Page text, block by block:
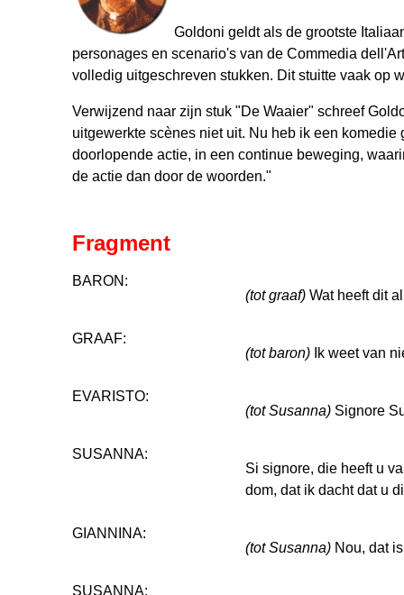
Goldoni geldt als de grootste
personages en scenario's van de Commedia
volledig uitgeschreven stukken. Dit stuitte vaak op
Verwijzend naar zijn stuk "De Waaier" schreef
uitgewerkte scènes niet uit. Nu heb ik een
doorlopende actie, in een continue beweging,
de actie dan door de woorden."
Fragment
BARON:
(tot graaf) Wat heeft dit
GRAAF:
(tot baron) Ik weet van
EVARISTO:
(tot Susanna) Signore
SUSANNA:
Si signore, die heeft u
dom, dat ik dacht dat u
GIANNINA:
(tot Susanna) Nou, dat
SUSANNA: